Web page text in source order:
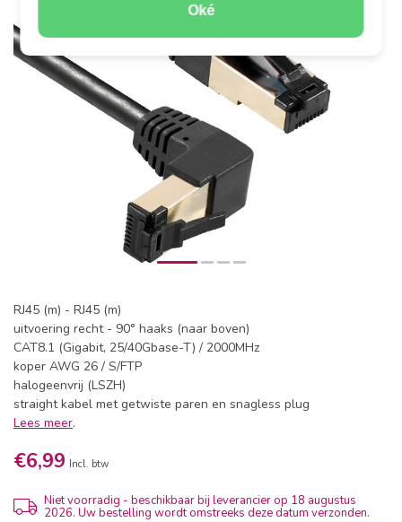
Oké
RJ45 (m) - RJ45 (m)
uitvoering recht - 90° haaks (naar boven)
CAT8.1 (Gigabit, 25/40Gbase-T) / 2000MHz
koper AWG 26 / S/FTP
halogeenvrij (LSZH)
straight kabel met getwiste paren en snagless plug
Lees meer.
€6,99 Incl. btw
Niet voorradig - beschikbaar bij leverancier op 18 augustus
2026. Uw bestelling wordt omstreeks deze datum verzonden.